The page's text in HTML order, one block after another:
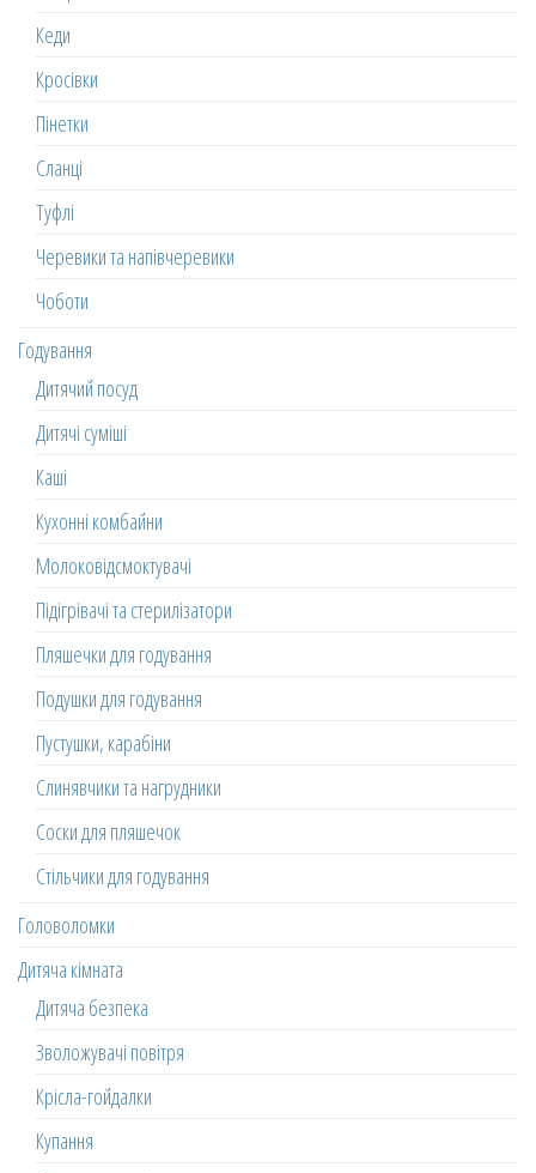
Кеди
Кросівки
Пінетки
Сланці
Туфлі
Черевики та напівчеревики
Чоботи
Годування
Дитячий посуд
Дитячі суміші
Каші
Кухонні комбайни
Молоковідсмоктувачі
Підігрівачі та стерилізатори
Пляшечки для годування
Подушки для годування
Пустушки, карабіни
Слинявчики та нагрудники
Соски для пляшечок
Стільчики для годування
Головоломки
Дитяча кімната
Дитяча безпека
Зволожувачі повітря
Крісла-гойдалки
Купання